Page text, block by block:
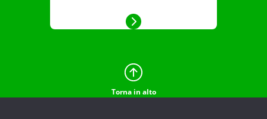
Torna in alto